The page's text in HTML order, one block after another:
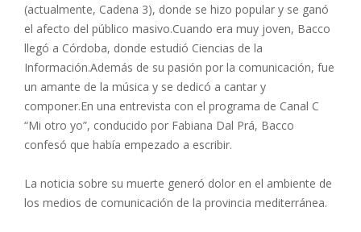
(actualmente, Cadena 3), donde se hizo popular y se ganó
el afecto del público masivo.Cuando era muy joven, Bacco
llegó a Córdoba, donde estudió Ciencias de la
Información.Además de su pasión por la comunicación, fue
un amante de la música y se dedicó a cantar y
componer.En una entrevista con el programa de Canal C
“Mi otro yo”, conducido por Fabiana Dal Prá, Bacco
confesó que había empezado a escribir.
La noticia sobre su muerte generó dolor en el ambiente de
los medios de comunicación de la provincia mediterránea.